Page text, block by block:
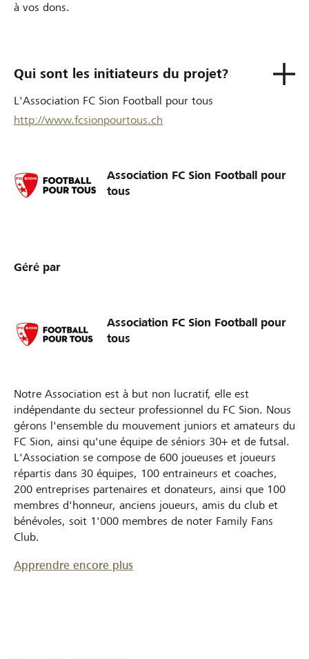
à vos dons.
Qui sont les initiateurs du projet?
L'Association FC Sion Football pour tous
http://www.fcsionpourtous.ch
Association FC Sion Football pour
tous
Géré par
Association FC Sion Football pour
tous
Notre Association est à but non lucratif, elle est
indépendante du secteur professionnel du FC Sion. Nous
gérons l'ensemble du mouvement juniors et amateurs du
FC Sion, ainsi qu'une équipe de séniors 30+ et de futsal.
L'Association se compose de 600 joueuses et joueurs
répartis dans 30 équipes, 100 entraineurs et coaches,
200 entreprises partenaires et donateurs, ainsi que 100
membres d'honneur, anciens joueurs, amis du club et
bénévoles, soit 1'000 membres de noter Family Fans
Club.
Apprendre encore plus